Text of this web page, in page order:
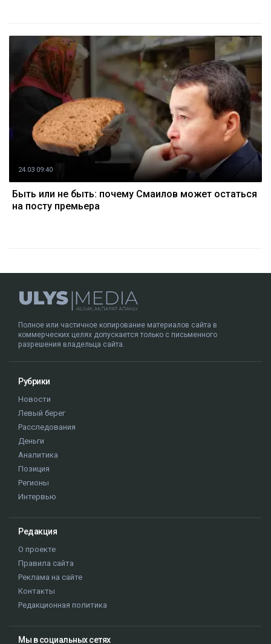
24.03 09:40
Быть или не быть: почему Смаилов может остаться
на посту премьера
Полное или частичное копирование материалов сайта в
коммерческих целях допускается только с письменного
разрешения владельца сайта.
Рубрики
Новости
Левый берег
Расследования
Деньги
Аналитика
Позиция
Регионы
Интервью
Редакция
О проекте
Правила сайта
Реклама на сайте
Контакты
Редакционная политика
Мы в социальных сетях